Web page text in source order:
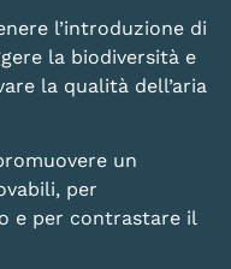
l’introduzione di
la biodiversità e
la qualità dell’aria
un
per
e per contrastare il